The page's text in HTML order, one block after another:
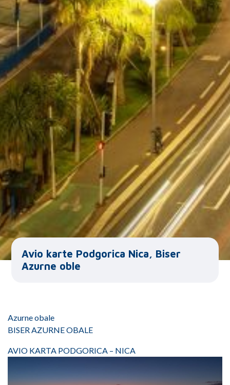
Avio karte Podgorica Nica, Biser
Azurne oble
Azurne obale
BISER AZURNE OBALE
AVIO KARTA PODGORICA – NICA